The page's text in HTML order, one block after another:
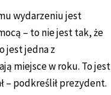
wydarzeniu jest
– to nie jest tak, że
jest jedna z
miejsce w roku. To jest
– podkreślił prezydent.